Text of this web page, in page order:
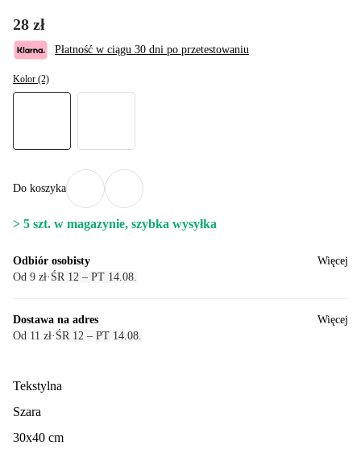
28 zł
Płatność w ciągu 30 dni po przetestowaniu
Kolor (2)
Do koszyka
> 5 szt. w magazynie, szybka wysyłka
Odbiór osobisty
Od 9 zł· ŚR 12 – PT 14.08.
Więcej
Dostawa na adres
Od 11 zł· ŚR 12 – PT 14.08.
Więcej
Tekstylna
Szara
30x40 cm